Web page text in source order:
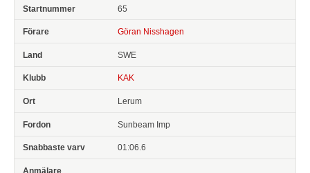
65
Göran Nisshagen
SWE
KAK
Lerum
Sunbeam Imp
01:06.6